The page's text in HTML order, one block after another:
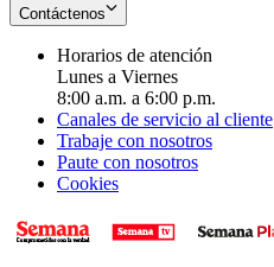
Contáctenos
Horarios de atención
Lunes a Viernes
8:00 a.m. a 6:00 p.m.
Canales de servicio al cliente
Trabaje con nosotros
Paute con nosotros
Cookies